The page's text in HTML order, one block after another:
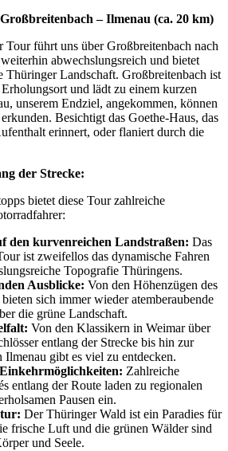
– Ilmenau (ca. 20 km)
Tour führt uns über Großbreitenbach nach
abwechslungsreich und bietet
Thüringer Landschaft. Großbreitenbach ist
und lädt zu einem kurzen
unserem Endziel, angekommen, können
Besichtigt das Goethe-Haus, das
erinnert, oder flaniert durch die
der Strecke:
bietet diese Tour zahlreiche
den kurvenreichen Landstraßen: Das
ist zweifellos das dynamische Fahren
Topografie Thüringens.
Ausblicke: Von den Höhenzügen des
sich immer wieder atemberaubende
die grüne Landschaft.
Von den Klassikern in Weimar über
entlang der Strecke bis hin zur
gibt es viel zu entdecken.
Zahlreiche
entlang der Route laden zu regionalen
Pausen ein.
Der Thüringer Wald ist ein Paradies für
frische Luft und die grünen Wälder sind
und Seele.